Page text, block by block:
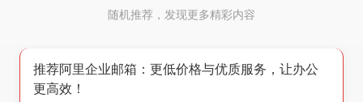
随机推荐，发现更多精彩内容
推荐阿里企业邮箱：更低价格与优质服务，让办公
更高效！